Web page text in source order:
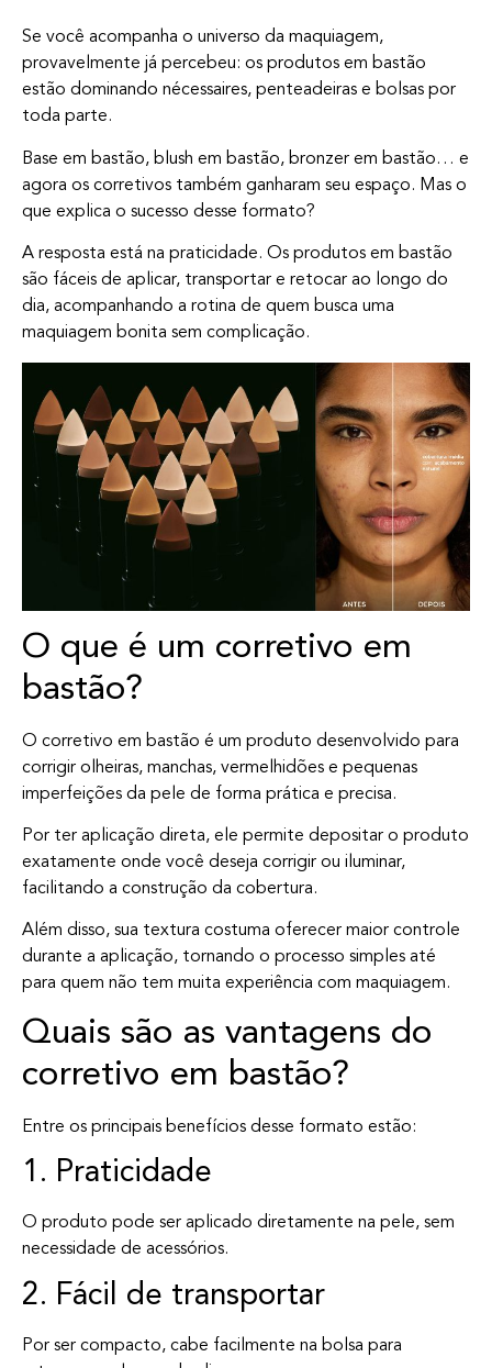
Se você acompanha o universo da maquiagem,
provavelmente já percebeu: os produtos em bastão
estão dominando nécessaires, penteadeiras e bolsas por
toda parte.
Base em bastão, blush em bastão, bronzer em bastão… e
agora os corretivos também ganharam seu espaço. Mas o
que explica o sucesso desse formato?
A resposta está na praticidade. Os produtos em bastão
são fáceis de aplicar, transportar e retocar ao longo do
dia, acompanhando a rotina de quem busca uma
maquiagem bonita sem complicação.
O que é um corretivo em
bastão?
O corretivo em bastão é um produto desenvolvido para
corrigir olheiras, manchas, vermelhidões e pequenas
imperfeições da pele de forma prática e precisa.
Por ter aplicação direta, ele permite depositar o produto
exatamente onde você deseja corrigir ou iluminar,
facilitando a construção da cobertura.
Além disso, sua textura costuma oferecer maior controle
durante a aplicação, tornando o processo simples até
para quem não tem muita experiência com maquiagem.
Quais são as vantagens do
corretivo em bastão?
Entre os principais benefícios desse formato estão:
1. Praticidade
O produto pode ser aplicado diretamente na pele, sem
necessidade de acessórios.
2. Fácil de transportar
Por ser compacto, cabe facilmente na bolsa para